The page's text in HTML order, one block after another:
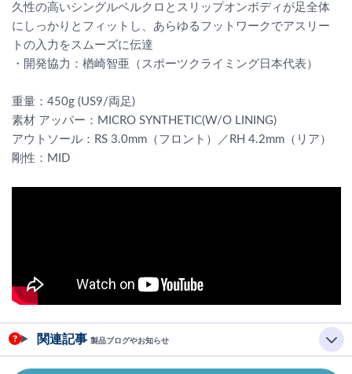
久性の高いシングルベルクロとスリップオンボディが足全体
にしっかりとフィットし、あらゆるフットワークでアスリー
トの入力をスムーズに伝達
・開発協力：楢崎智亜（スポーツクライミング日本代表）
重量：450g (US9/両足)
素材 アッパー：MICRO SYNTHETIC(W/O LINING)
アウトソール：RS 3.0mm（フロント）／RH 4.2mm（リア）
剛性：MID
関連記事 製品ブログやお知らせ